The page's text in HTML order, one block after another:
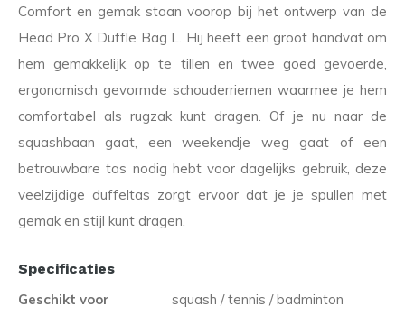
Comfort en gemak staan voorop bij het ontwerp van de
Head Pro X Duffle Bag L. Hij heeft een groot handvat om
hem gemakkelijk op te tillen en twee goed gevoerde,
ergonomisch gevormde schouderriemen waarmee je hem
comfortabel als rugzak kunt dragen. Of je nu naar de
squashbaan gaat, een weekendje weg gaat of een
betrouwbare tas nodig hebt voor dagelijks gebruik, deze
veelzijdige duffeltas zorgt ervoor dat je je spullen met
gemak en stijl kunt dragen.
Specificaties
Geschikt voor
squash / tennis / badminton